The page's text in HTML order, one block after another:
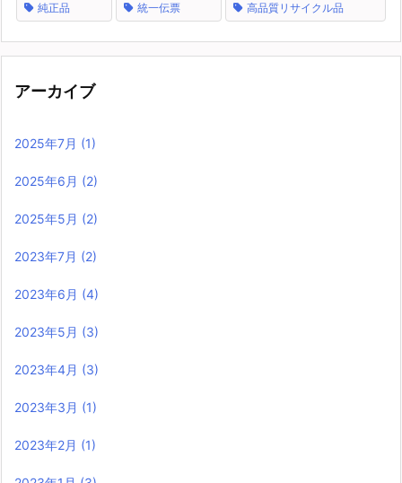
純正品 統一伝票 高品質リサイクル品
アーカイブ
2025年7月 (1)
2025年6月 (2)
2025年5月 (2)
2023年7月 (2)
2023年6月 (4)
2023年5月 (3)
2023年4月 (3)
2023年3月 (1)
2023年2月 (1)